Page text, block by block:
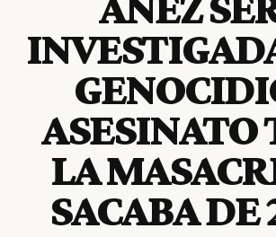
ASESINATO
LA
SACABA DE